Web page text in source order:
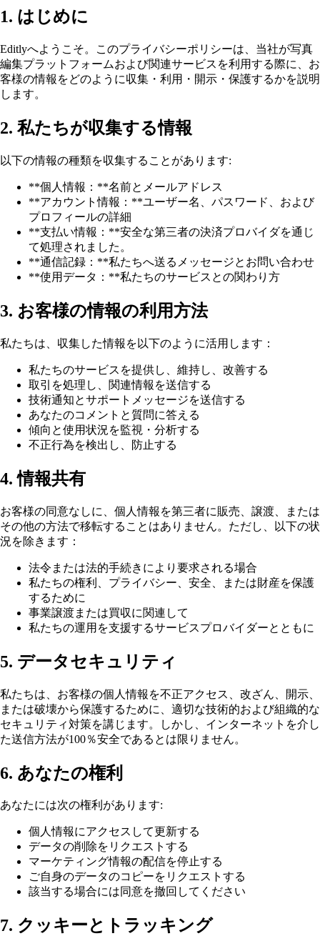
1. はじめに
Editlyへようこそ。このプライバシーポリシーは、当社が写真
編集プラットフォームおよび関連サービスを利用する際に、お
客様の情報をどのように収集・利用・開示・保護するかを説明
します。
2. 私たちが収集する情報
以下の情報の種類を収集することがあります:
**個人情報：**名前とメールアドレス
**アカウント情報：**ユーザー名、パスワード、および
プロフィールの詳細
**支払い情報：**安全な第三者の決済プロバイダを通じ
て処理されました。
**通信記録：**私たちへ送るメッセージとお問い合わせ
**使用データ：**私たちのサービスとの関わり方
3. お客様の情報の利用方法
私たちは、収集した情報を以下のように活用します：
私たちのサービスを提供し、維持し、改善する
取引を処理し、関連情報を送信する
技術通知とサポートメッセージを送信する
あなたのコメントと質問に答える
傾向と使用状況を監視・分析する
不正行為を検出し、防止する
4. 情報共有
お客様の同意なしに、個人情報を第三者に販売、譲渡、または
その他の方法で移転することはありません。ただし、以下の状
況を除きます：
法令または法的手続きにより要求される場合
私たちの権利、プライバシー、安全、または財産を保護
するために
事業譲渡または買収に関連して
私たちの運用を支援するサービスプロバイダーとともに
5. データセキュリティ
私たちは、お客様の個人情報を不正アクセス、改ざん、開示、
または破壊から保護するために、適切な技術的および組織的な
セキュリティ対策を講じます。しかし、インターネットを介し
た送信方法が100％安全であるとは限りません。
6. あなたの権利
あなたには次の権利があります:
個人情報にアクセスして更新する
データの削除をリクエストする
マーケティング情報の配信を停止する
ご自身のデータのコピーをリクエストする
該当する場合には同意を撤回してください
7. クッキーとトラッキング